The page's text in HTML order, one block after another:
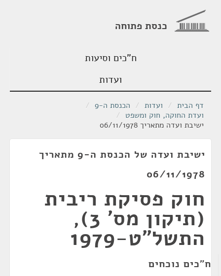
כנסת פתוחה
ח"כים וסיעות
ועדות
דף הבית / ועדות / הכנסת ה-9
/
ועדת החוקה, חוק ומשפט /
ישיבת ועדה מתאריך 06/11/1978
ישיבת ועדה של הכנסת ה-9 מתאריך
06/11/1978
חוק פסיקת ריבית
(תיקון מס' 3),
התשל"ט-1979
ח"כים נוכחים